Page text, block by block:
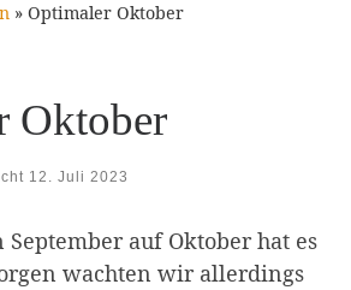
» Optimaler Oktober
Oktober
12. Juli 2023
auf Oktober hat es
wachten wir allerdings